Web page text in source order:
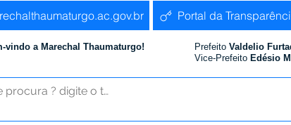
Portal da
vindo a Marechal Thaumaturgo! Prefeito Valdelio
Vice-Prefeito Edésio